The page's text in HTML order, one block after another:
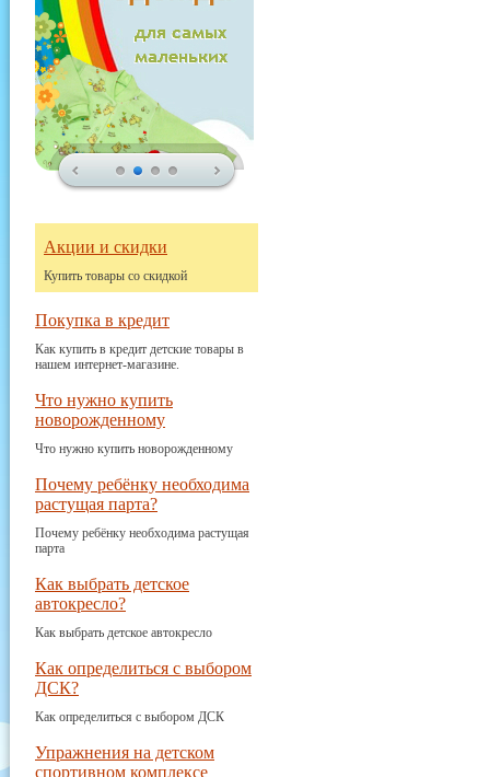
Акции и скидки
Купить товары со скидкой
Покупка в кредит
Как купить в кредит детские товары в
нашем интернет-магазине.
Что нужно купить
новорожденному
Что нужно купить новорожденному
Почему ребёнку необходима
растущая парта?
Почему ребёнку необходима растущая
парта
Как выбрать детское
автокресло?
Как выбрать детское автокресло
Как определиться с выбором
ДСК?
Как определиться с выбором ДСК
Упражнения на детском
спортивном комплексе